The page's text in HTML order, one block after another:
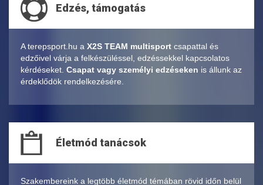
Edzés, támogatás
A terepsport.hu a X2S TEAM multisport csapattal és
edzőivel várja a felkészüléssel, edzéssekkel kapcsolatos
kérdéseket. Csapat vagy személyi edzéseken is állunk az
érdeklődök rendelkezésére.
Életmód tanácsok
Szakembereink a legtöbb életmód témában rövid időn belül